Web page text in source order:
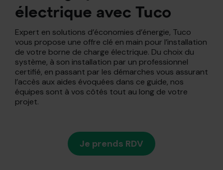
électrique avec Tuco
Expert en solutions d’économies d’énergie, Tuco
vous propose une offre clé en main pour l’installation
de votre borne de charge électrique. Du choix du
système, à son installation par un professionnel
certifié, en passant par les démarches vous assurant
l’accès aux aides évoquées dans ce guide, nos
équipes sont à vos côtés tout au long de votre
projet.
Je prends RDV